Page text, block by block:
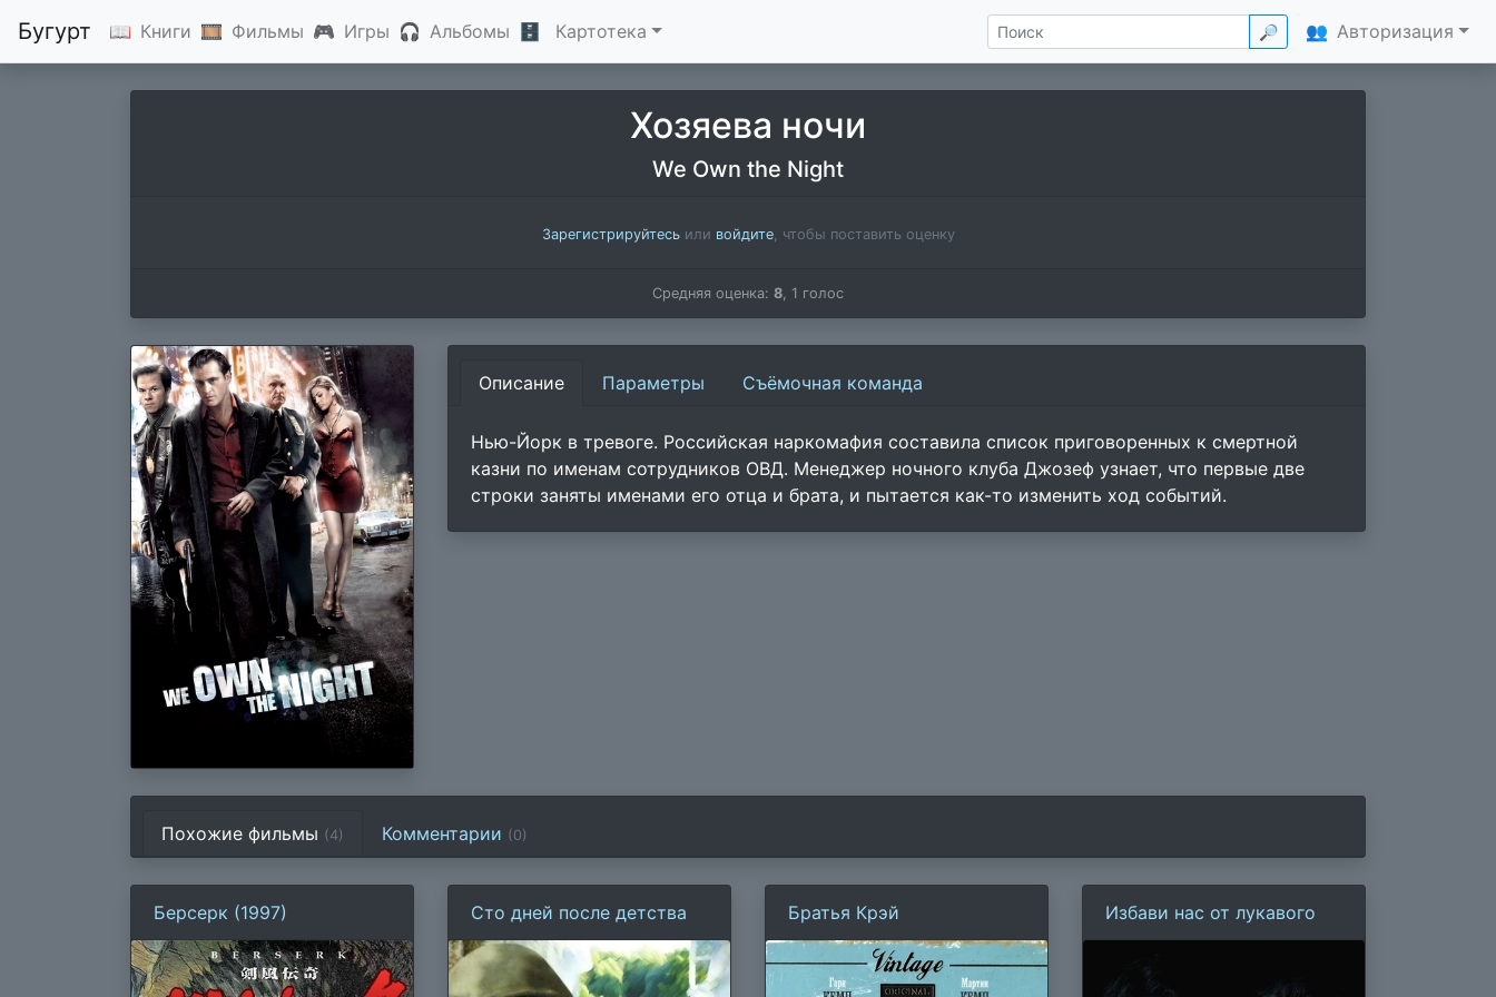
Бугурт 📖 Книги 🎞 Фильмы 🎮 Игры 🎧 Альбомы 🗄 Картотека 🔎 👥 Авторизация
Хозяева ночи
We Own the Night
Зарегистрируйтесьили войдите, чтобы поставить оценку
Средняя оценка: 8, 1 голос
Описание Параметры Съёмочная команда
Нью-Йорк в тревоге. Российская наркомафия составила список приговоренных к смертной
казни по именам сотрудников ОВД. Менеджер ночного клуба Джозеф узнает, что первые две
строки заняты именами его отца и брата, и пытается как-то изменить ход событий.
Похожие фильмы (4) Комментарии (0)
Берсерк (1997) Сто дней после детства Братья Крэй Избави нас от лукавого